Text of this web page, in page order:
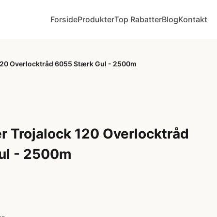
ForsideProdukterTop RabatterBlogKontakt
Overlocktråd 6055 Stærk Gul - 2500m
Trojalock 120 Overlocktråd
- 2500m